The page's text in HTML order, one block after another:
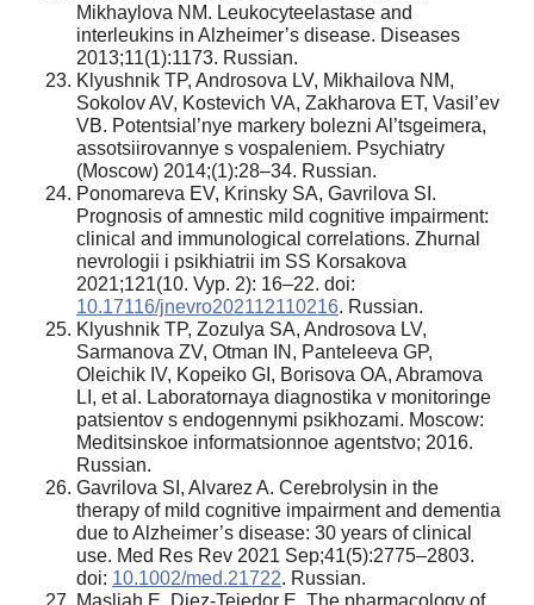
Mikhaylova NM. Leukocyteelastase and
interleukins in Alzheimer’s disease. Diseases
2013;11(1):1173. Russian.
Klyushnik TP, Androsova LV, Mikhailova NM,
Sokolov AV, Kostevich VA, Zakharova ET, Vasil’ev
VB. Potentsial’nye markery bolezni Al’tsgeimera,
assotsiirovannye s vospaleniem. Psychiatry
(Moscow) 2014;(1):28–34. Russian.
Ponomareva EV, Krinsky SA, Gavrilova SI.
Prognosis of amnestic mild cognitive impairment:
clinical and immunological correlations. Zhurnal
nevrologii i psikhiatrii im SS Korsakova
2021;121(10. Vyp. 2): 16–22. doi:
10.17116/jnevro202112110216. Russian.
Klyushnik TP, Zozulya SA, Androsova LV,
Sarmanova ZV, Otman IN, Panteleeva GP,
Oleichik IV, Kopeiko GI, Borisova OA, Abramova
LI, et al. Laboratornaya diagnostika v monitoringe
patsientov s endogennymi psikhozami. Moscow:
Meditsinskoe informatsionnoe agentstvo; 2016.
Russian.
Gavrilova SI, Alvarez A. Cerebrolysin in the
therapy of mild cognitive impairment and dementia
due to Alzheimer’s disease: 30 years of clinical
use. Med Res Rev 2021 Sep;41(5):2775–2803.
doi: 10.1002/med.21722. Russian.
Masliah E, Diez-Tejedor E. The pharmacology of